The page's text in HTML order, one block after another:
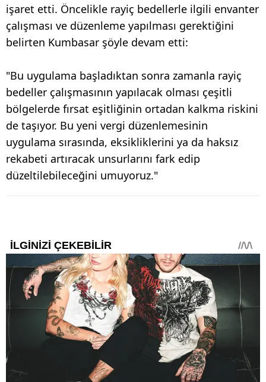
işaret etti. Öncelikle rayiç bedellerle ilgili envanter
çalışması ve düzenleme yapılması gerektiğini
belirten Kumbasar şöyle devam etti:
"Bu uygulama başladıktan sonra zamanla rayiç
bedeller çalışmasının yapılacak olması çeşitli
bölgelerde fırsat eşitliğinin ortadan kalkma riskini
de taşıyor. Bu yeni vergi düzenlemesinin
uygulama sırasında, eksikliklerini ya da haksız
rekabeti artıracak unsurlarını fark edip
düzeltilebileceğini umuyoruz."